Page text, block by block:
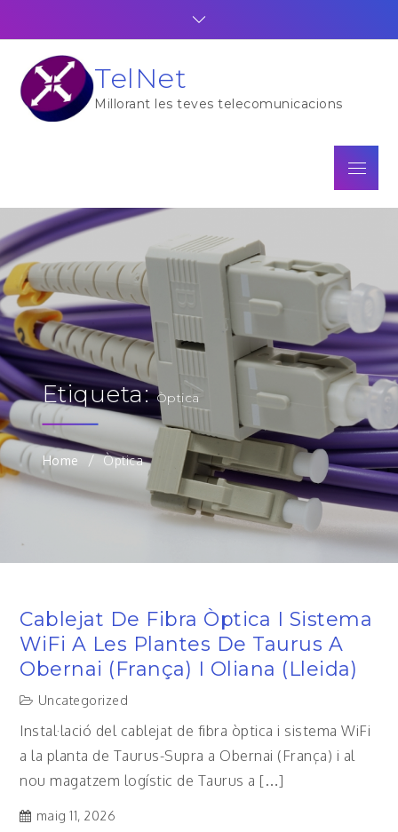
content
TelNet
Millorant les teves telecomunicacions
Menu
Etiqueta:Òptica
Home Òptica
Cablejat De Fibra Òptica I Sistema
WiFi A Les Plantes De Taurus A
Obernai (França) I Oliana (Lleida)
Uncategorized
Instal·lació del cablejat de fibra òptica i sistema WiFi
a la planta de Taurus-Supra a Obernai (França) i al
nou magatzem logístic de Taurus a […]
maig 11, 2026